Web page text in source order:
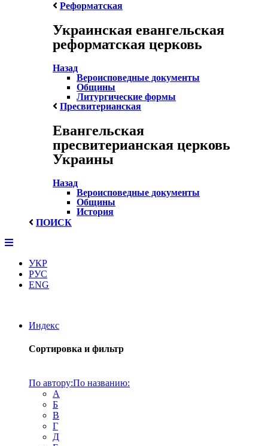
Реформатская
Украинская евангельская
реформатская церковь
Назад
Вероисповедные документы
Общины
Литургические формы
Пресвитерианская
Евангельская
пресвитерианская церковь
Украины
Назад
Вероисповедные документы
Общины
История
ПОИСК
УКР
РУС
ENG
Индекс
Сортировка и фильтр
По автору:По названию:
А
Б
В
Г
Д